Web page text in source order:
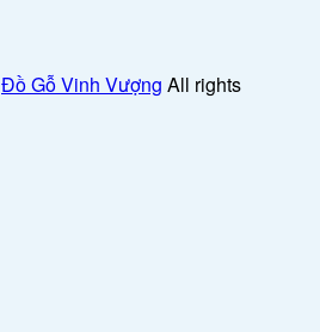
Đồ Gỗ Vinh Vượng All rights